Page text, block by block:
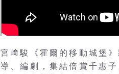
宮﨑駿《霍爾的移動城堡
導、編劇，集結倍賞千惠